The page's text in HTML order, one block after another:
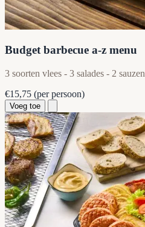
Budget barbecue a-z menu
3 soorten vlees - 3 salades - 2 sauzen
€15,75 (per persoon)
Voeg toe